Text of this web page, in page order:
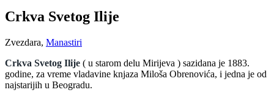
Crkva Svetog Ilije
Zvezdara, Manastiri
Crkva Svetog Ilije ( u starom delu Mirijeva ) sazidana je 1883.
godine, za vreme vladavine knjaza Miloša Obrenovića, i jedna je od
najstarijih u Beogradu.